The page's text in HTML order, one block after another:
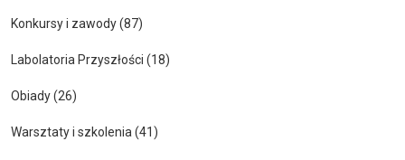
Konkursy i zawody(87)
Labolatoria Przyszłości (18)
Obiady(26)
Warsztaty i szkolenia(41)